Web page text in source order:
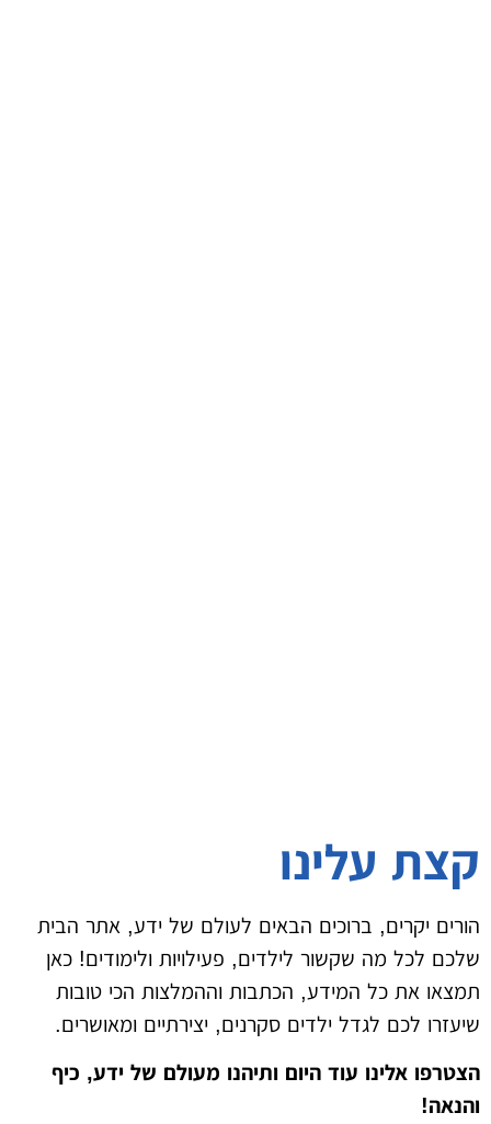
קצת עלינו
הורים יקרים, ברוכים הבאים לעולם של ידע, אתר הבית
שלכם לכל מה שקשור לילדים, פעילויות ולימודים! כאן
תמצאו את כל המידע, הכתבות וההמלצות הכי טובות
שיעזרו לכם לגדל ילדים סקרנים, יצירתיים ומאושרים.
הצטרפו אלינו עוד היום ותיהנו מעולם של ידע, כיף
והנאה!